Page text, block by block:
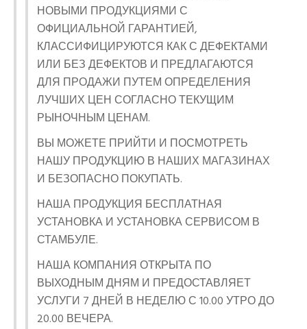
НОВЫМИ ПРОДУКЦИЯМИ С
ОФИЦИАЛЬНОЙ ГАРАНТИЕЙ,
КЛАССИФИЦИРУЮТСЯ КАК С ДЕФЕКТАМИ
ИЛИ БЕЗ ДЕФЕКТОВ И ПРЕДЛАГАЮТСЯ
ДЛЯ ПРОДАЖИ ПУТЕМ ОПРЕДЕЛЕНИЯ
ЛУЧШИХ ЦЕН СОГЛАСНО ТЕКУЩИМ
РЫНОЧНЫМ ЦЕНАМ.
ВЫ МОЖЕТЕ ПРИЙТИ И ПОСМОТРЕТЬ
НАШУ ПРОДУКЦИЮ В НАШИХ МАГАЗИНАХ
И БЕЗОПАСНО ПОКУПАТЬ.
НАША ПРОДУКЦИЯ БЕСПЛАТНАЯ
УСТАНОВКА И УСТАНОВКА СЕРВИСОМ В
СТАМБУЛЕ.
НАША КОМПАНИЯ ОТКРЫТА ПО
ВЫХОДНЫМ ДНЯМ И ПРЕДОСТАВЛЯЕТ
УСЛУГИ 7 ДНЕЙ В НЕДЕЛЮ С 10.00 УТРО ДО
20.00 ВЕЧЕРА.